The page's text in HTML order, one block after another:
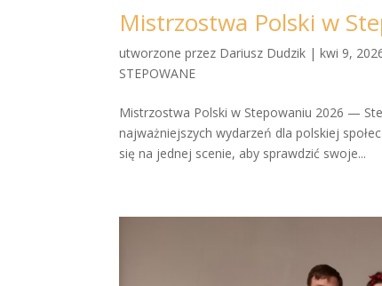
Mistrzostwa Polski w
utworzone przez Dariusz Dudzik |kwi 9,
STEPOWANE
Mistrzostwa Polski w Stepowaniu 2026 —
najważniejszych wydarzeń dla polskiej
się na jednej scenie, aby sprawdzić swoje...